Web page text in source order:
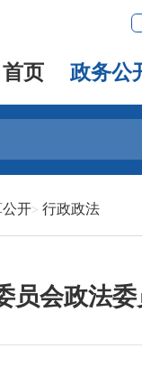
首页 政务公
开 行政政法
员会政法